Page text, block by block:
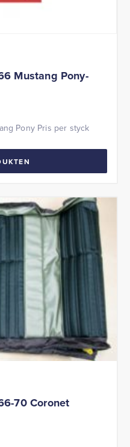
Mustang Pony-
Pony Pris per styck
70 Coronet